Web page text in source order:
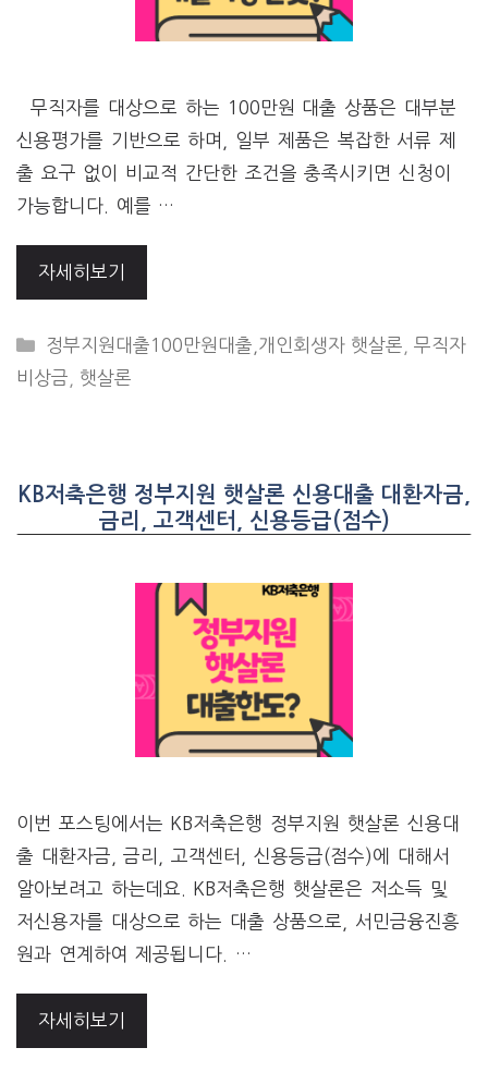
무직자를 대상으로 하는 100만원 대출 상품은 대부분
신용평가를 기반으로 하며, 일부 제품은 복잡한 서류 제
출 요구 없이 비교적 간단한 조건을 충족시키면 신청이
가능합니다. 예를 …
자세히보기
CATEGORIES
정부지원대출100만원대출,개인회생자 햇살론 ,무직자
비상금
햇살론
KB저축은행 정부지원 햇살론 신용대출 대환자금,
금리, 고객센터, 신용등급(점수)
이번 포스팅에서는 KB저축은행 정부지원 햇살론 신용대
출 대환자금, 금리, 고객센터, 신용등급(점수)에 대해서
알아보려고 하는데요. KB저축은행 햇살론은 저소득 및
저신용자를 대상으로 하는 대출 상품으로, 서민금융진흥
원과 연계하여 제공됩니다. …
자세히보기